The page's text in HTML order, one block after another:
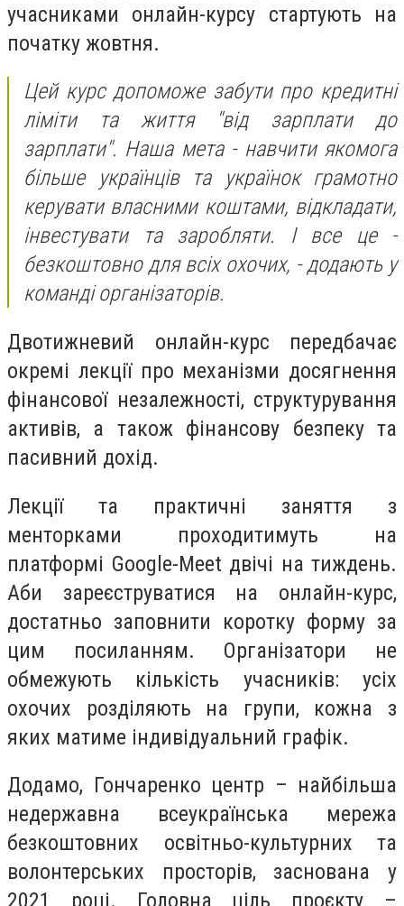
учасниками онлайн-курсу стартують на
початку жовтня.
Цей курс допоможе забути про кредитні
ліміти та життя "від зарплати до
зарплати". Наша мета - навчити якомога
більше українців та українок грамотно
керувати власними коштами, відкладати,
інвестувати та заробляти. І все це -
безкоштовно для всіх охочих, - додають у
команді організаторів.
Двотижневий онлайн-курс передбачає
окремі лекції про механізми досягнення
фінансової незалежності, структурування
активів, а також фінансову безпеку та
пасивний дохід.
Лекції та практичні заняття з
менторками проходитимуть на
платформі Google-Meet двічі на тиждень.
Аби зареєструватися на онлайн-курс,
достатньо заповнити коротку форму за
цим посиланням. Організатори не
обмежують кількість учасників: усіх
охочих розділяють на групи, кожна з
яких матиме індивідуальний графік.
Додамо, Гончаренко центр – найбільша
недержавна всеукраїнська мережа
безкоштовних освітньо-культурних та
волонтерських просторів, заснована у
2021 році. Головна ціль проєкту –